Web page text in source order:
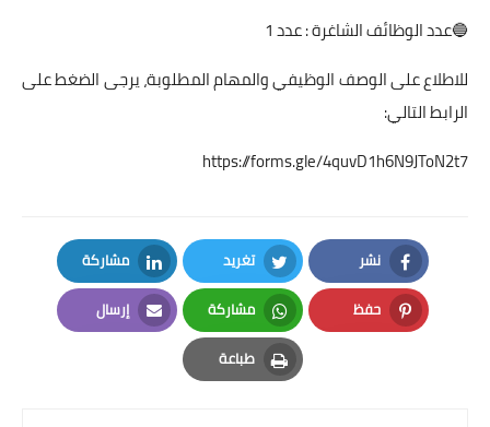
🔵عدد الوظائف الشاغرة : عدد 1
للاطلاع على الوصف الوظيفي والمهام المطلوبة، يرجى الضغط على
الرابط التالي:
https://forms.gle/4quvD1h6N9JToN2t7
نشر
Facebook
تغريد
Twitter
مشاركة
LinkedIn
حفظ
Pinterest
مشاركة
Whatsapp
إرسال
Email
طباعة
Print